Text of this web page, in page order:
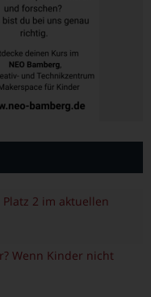
2 im aktuellen
Wenn Kinder nicht